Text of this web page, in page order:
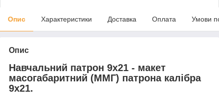
Опис Характеристики Доставка Оплата Умови
Опис
Навчальний патрон 9х21 - макет
масогабаритний (ММГ) патрона калібра
9х21.